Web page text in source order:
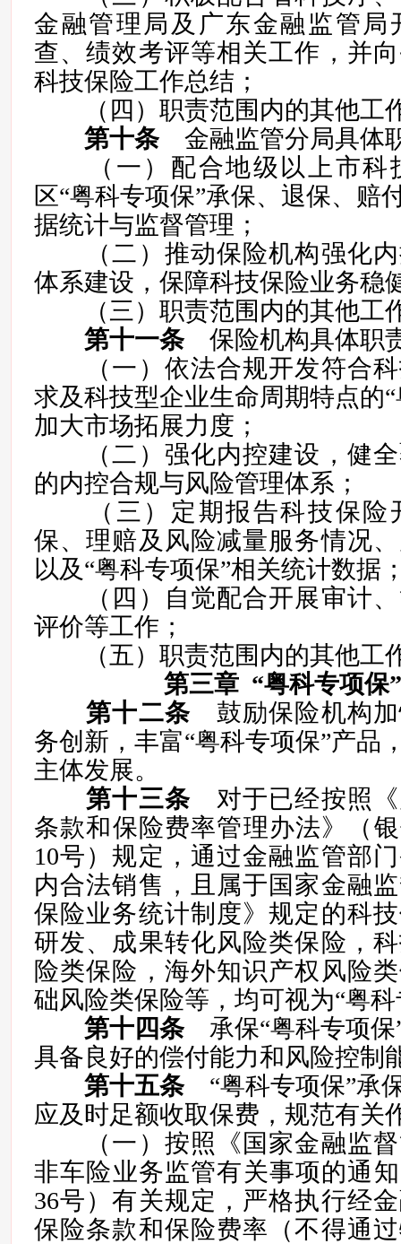
金融管理局及广东金融监管局
查、绩效考评等相关工作，并
科技保险工作总结；
（四）职责范围内的其他工
第十条金融监管分局具体
（一）配合地级以上市科
区“粤科专项保”承保、退保、赔
据统计与监督管理；
（二）推动保险机构强化内
体系建设，保障科技保险业务稳
（三）职责范围内的其他工
第十一条保险机构具体职
（一）依法合规开发符合科
求及科技型企业生命周期特点的
加大市场拓展力度；
（二）强化内控建设，健全
的内控合规与风险管理体系；
（三）定期报告科技保险
保、理赔及风险减量服务情况
以及“粤科专项保”相关统计数据
（四）自觉配合开展审计、
评价等工作；
（五）职责范围内的其他工
第三章 “粤科专项保
第十二条鼓励保险机构加
务创新，丰富“粤科专项保”产品
主体发展。
第十三条对于已经按照《
条款和保险费率管理办法》（
10号）规定，通过金融监管部
内合法销售，且属于国家金融
保险业务统计制度》规定的科
研发、成果转化风险类保险，
险类保险，海外知识产权风险
础风险类保险等，均可视为“粤
第十四条承保“粤科专项保
具备良好的偿付能力和风险控制
第十五条“粤科专项保”承
应及时足额收取保费，规范有关
（一）按照《国家金融监督
非车险业务监管有关事项的通
36号）有关规定，严格执行经
保险条款和保险费率（不得通